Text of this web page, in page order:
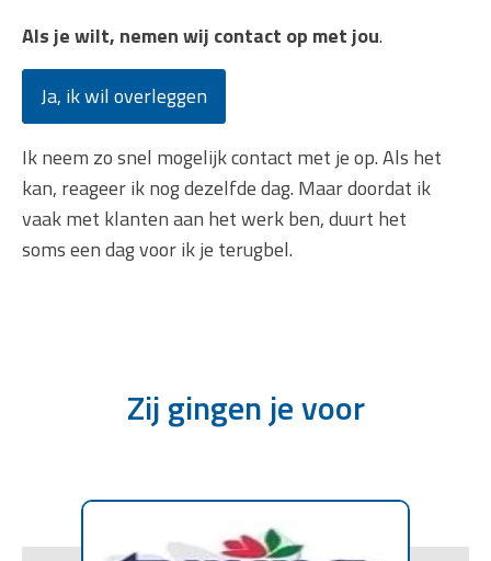
Als je wilt, nemen wij contact op met jou.
Ja, ik wil overleggen
Ik neem zo snel mogelijk contact met je op. Als het
kan, reageer ik nog dezelfde dag. Maar doordat ik
vaak met klanten aan het werk ben, duurt het
soms een dag voor ik je terugbel.
Zij gingen je voor